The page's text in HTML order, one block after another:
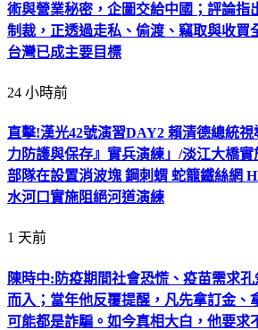
術與營業秘密，企圖交給中國；評論指
制裁，正透過走私、偷渡、竊取與收買
台灣已成主要目標
24 小時前
直擊!漢光42號演習DAY2 賴清德總統
力防護與保存』實兵演練」/淡江大橋
部隊在設置消波塊 鋼刺蝟 蛇籠鐵絲網
水河口實施阻絕河道演練
1 天前
陳時中:防疫期間社會恐慌、疫苗需求
而入；當年他反覆提醒，凡先拿訂金、
可能都是詐騙。如今真相大白，他要求